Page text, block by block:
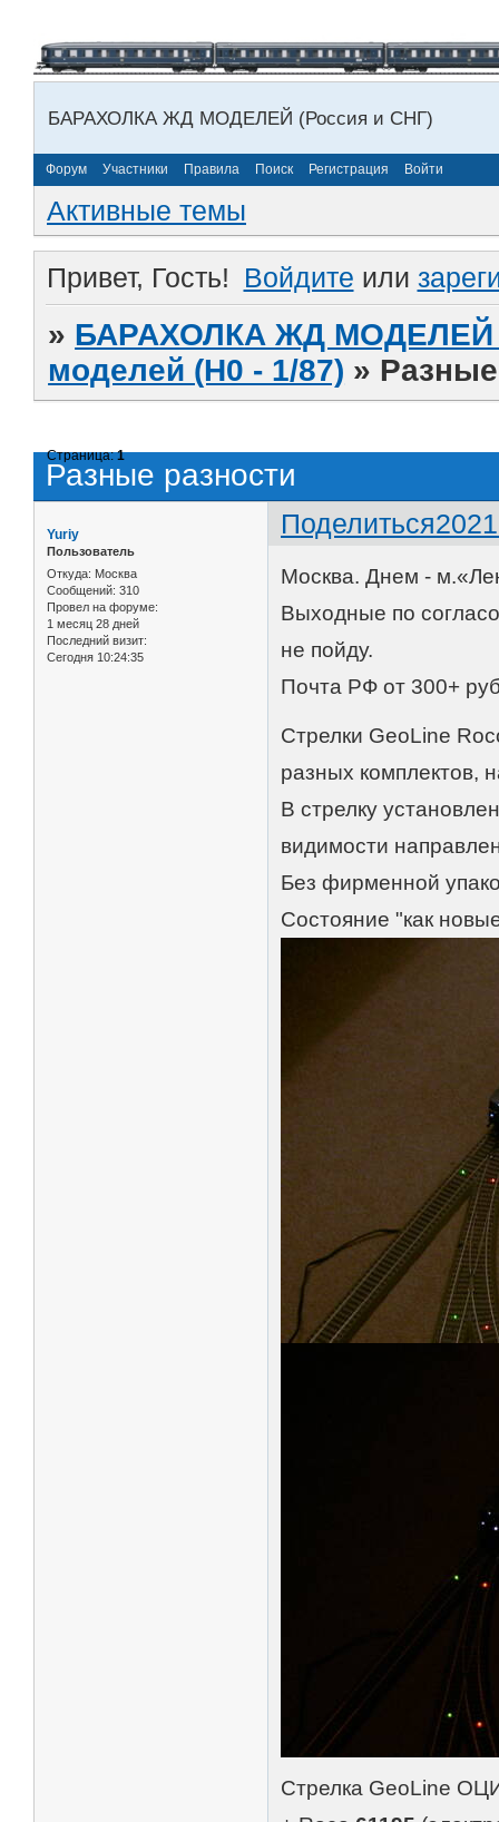
БАРАХОЛКА ЖД МОДЕЛЕЙ (Россия и СНГ)
Форум Участники Правила Поиск Регистрация Войти
Активные темы
Привет, Гость! Войдите или
» БАРАХОЛКА ЖД МОДЕЛЕЙ
моделей (H0 - 1/87) »
Разные разности
Страница:1
Поделиться
Yuriy
Пользователь
Откуда: Москва
Сообщений: 310
Провел на форуме:
1 месяц 28 дней
Последний визит:
Сегодня 10:24:35
Москва. Днем -
Выходные по
не пойду.
Почта РФ от 300+
Стрелки GeoLine
разных комплектов,
В стрелку
видимости
Без фирменной
Состояние "как
Стрелка GeoLine